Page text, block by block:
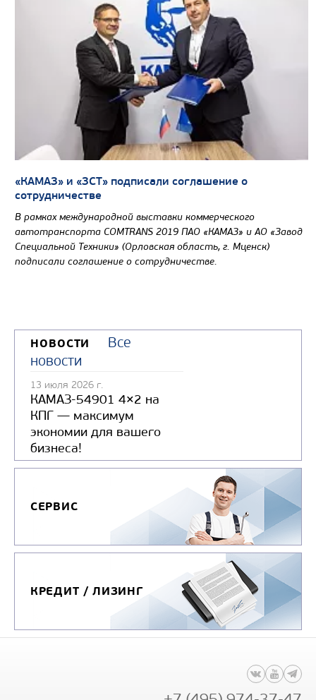
«КАМАЗ» и «ЗСТ» подписали соглашение о
сотрудничестве
В рамках международной выставки коммерческого
автотранспорта COMTRANS 2019 ПАО «КАМАЗ» и АО «Завод
Специальной Техники» (Орловская область, г. Мценск)
подписали соглашение о сотрудничестве.
НОВОСТИ
Все
новости
13 июля 2026 г.
КАМАЗ-54901 4×2 на
КПГ — максимум
экономии для вашего
бизнеса!
СЕРВИС
КРЕДИТ / ЛИЗИНГ